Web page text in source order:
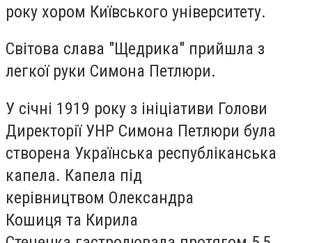
року хором Київського університету.
Світова слава "Щедрика" прийшла з
легкої руки Симона Петлюри.
У січні 1919 року з ініціативи Голови
Директорії УНР Симона Петлюри була
створена Українська республіканська
капела. Капела під
керівництвом Олександра
Кошиця та Кирила